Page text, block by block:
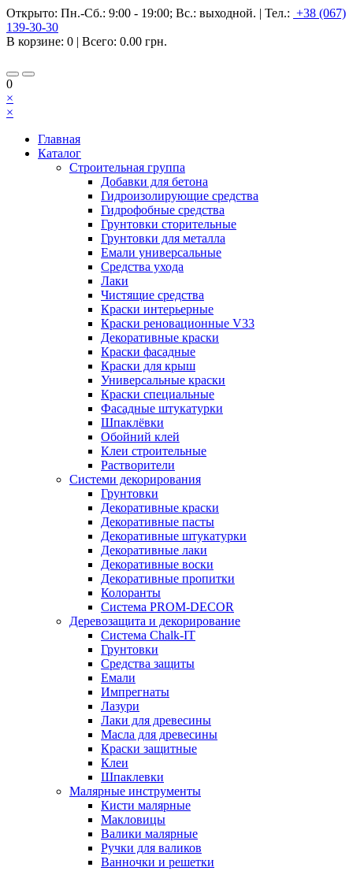
Открыто: Пн.-Сб.: 9:00 - 19:00; Вс.: выходной. | Тел.: +38 (067)
139-30-30
В корзине: 0 | Всего: 0.00 грн.
0
×
×
Главная
Каталог
Строительная группа
Добавки для бетона
Гидроизолирующие средства
Гидрофобные средства
Грунтовки сторительные
Грунтовки для металла
Емали универсальные
Средства ухода
Лаки
Чистящие средства
Краски интерьерные
Краски реновационные V33
Декоративные краски
Краски фасадные
Краски для крыш
Универсальные краски
Краски специальные
Фасадные штукатурки
Шпаклёвки
Обойний клей
Клеи строительные
Растворители
Системи декорирования
Грунтовки
Декоративные краски
Декоративные пасты
Декоративные штукатурки
Декоративные лаки
Декоративные воски
Декоративные пропитки
Колоранты
Система PROM-DECOR
Деревозащита и декорирование
Система Chalk-IT
Грунтовки
Средства защиты
Емали
Импрегнаты
Лазури
Лаки для древесины
Масла для древесины
Краски защитные
Клеи
Шпаклевки
Малярные инструменты
Кисти малярные
Макловицы
Валики малярные
Ручки для валиков
Ванночки и решетки